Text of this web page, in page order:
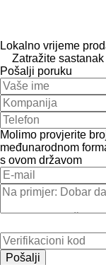
Lokalno vrijeme
Zatražite sastanak
Pošalji poruku
Molimo provjerite
međunarodnom
s ovom državom